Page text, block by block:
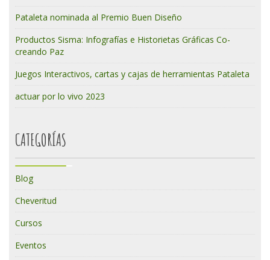
Pataleta nominada al Premio Buen Diseño
Productos Sisma: Infografías e Historietas Gráficas Co-
creando Paz
Juegos Interactivos, cartas y cajas de herramientas Pataleta
actuar por lo vivo 2023
CATEGORÍAS
Blog
Cheveritud
Cursos
Eventos